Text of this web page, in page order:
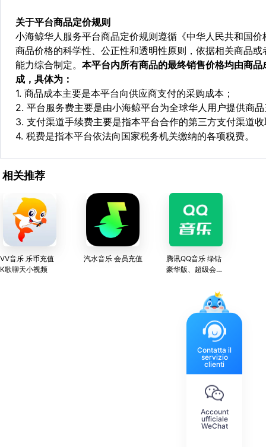
关于平台商品定价规则
小海鲸华人服务平台商品定价规则遵循《中华人民共和国
商品价格的科学性、公正性和透明性原则，依据相关商品
能力综合制定。 本平台内所有商品的最终销售价格均由商
成，具体为：
1. 商品成本主要是本平台向供应商支付的采购成本；
2. 平台服务费主要是由小海鲸平台为全球华人用户提供商
3. 支付渠道手续费主要是指本平台合作的第三方支付渠道
4. 税费是指本平台依法向国家税务机关缴纳的各项税费。
相关推荐
VV音乐 乐币充值
K歌聊天小视频
汽水音乐 会员充值
腾讯QQ音乐 绿钻
豪华版、超级会
Contatta il
servizio
clienti
Account
ufficiale
WeChat